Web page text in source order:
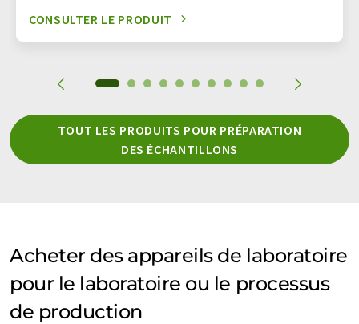
CONSULTER LE PRODUIT
TOUT LES PRODUITS POUR PRÉPARATION
DES ÉCHANTILLONS
Acheter des appareils de laboratoire
pour le laboratoire ou le processus
de production